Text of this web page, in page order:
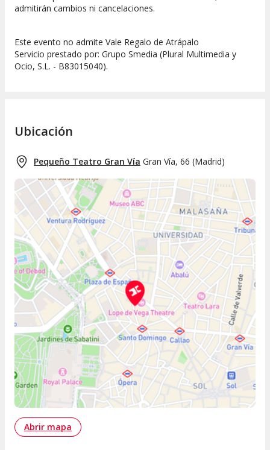
admitirán cambios ni cancelaciones.
Este evento no admite Vale Regalo de Atrápalo
Servicio prestado por: Grupo Smedia (Plural Multimedia y
Ocio, S.L. - B83015040).
Ubicación
Pequeño Teatro Gran Vía Gran Vía, 66 (Madrid)
Abrir mapa